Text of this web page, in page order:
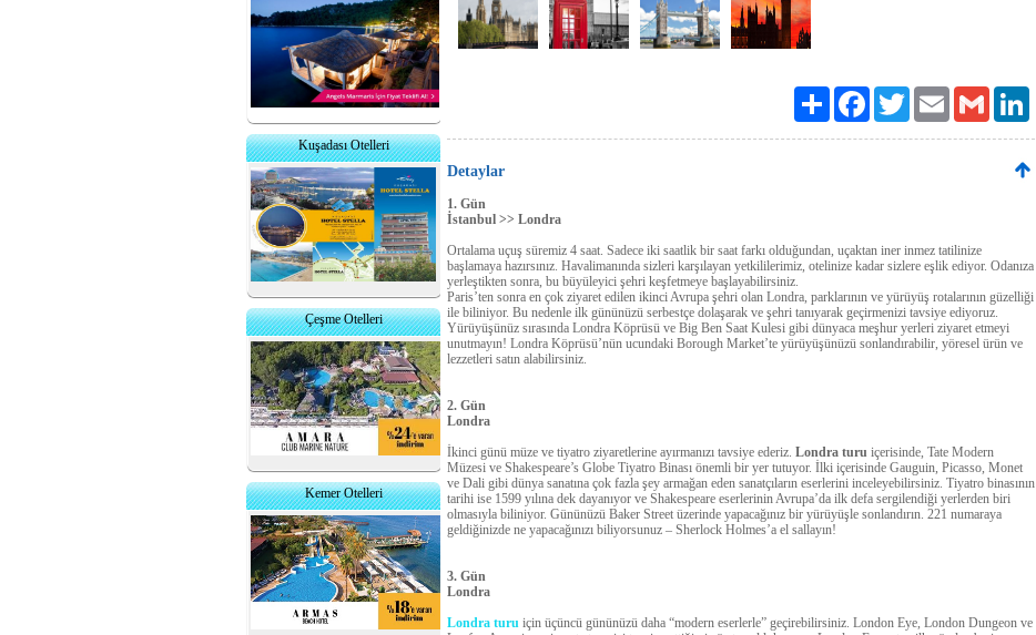
Kuşadası Otelleri
Çeşme Otelleri
Kemer Otelleri
Paylaş FacebookTwitter Email Gmail
Detaylar
1. Gün
İstanbul >> Londra
Ortalama uçuş süremiz 4 saat. Sadece iki saatlik bir saat farkı olduğundan, uçaktan iner inmez tatilinize
başlamaya hazırsınız. Havalimanında sizleri karşılayan yetkililerimiz, otelinize kadar sizlere eşlik ediyor. Odanıza
yerleştikten sonra, bu büyüleyici şehri keşfetmeye başlayabilirsiniz.
Paris’ten sonra en çok ziyaret edilen ikinci Avrupa şehri olan Londra, parklarının ve yürüyüş rotalarının güzelliği
ile biliniyor. Bu nedenle ilk gününüzü serbestçe dolaşarak ve şehri tanıyarak geçirmenizi tavsiye ediyoruz.
Yürüyüşünüz sırasında Londra Köprüsü ve Big Ben Saat Kulesi gibi dünyaca meşhur yerleri ziyaret etmeyi
unutmayın! Londra Köprüsü’nün ucundaki Borough Market’te yürüyüşünüzü sonlandırabilir, yöresel ürün ve
lezzetleri satın alabilirsiniz.
2. Gün
Londra
İkinci günü müze ve tiyatro ziyaretlerine ayırmanızı tavsiye ederiz. Londra turu içerisinde, Tate Modern
Müzesi ve Shakespeare’s Globe Tiyatro Binası önemli bir yer tutuyor. İlki içerisinde Gauguin, Picasso, Monet
ve Dali gibi dünya sanatına çok fazla şey armağan eden sanatçıların eserlerini inceleyebilirsiniz. Tiyatro binasının
tarihi ise 1599 yılına dek dayanıyor ve Shakespeare eserlerinin Avrupa’da ilk defa sergilendiği yerlerden biri
olmasıyla biliniyor. Gününüzü Baker Street üzerinde yapacağınız bir yürüyüşle sonlandırın. 221 numaraya
geldiğinizde ne yapacağınızı biliyorsunuz – Sherlock Holmes’a el sallayın!
3. Gün
Londra
Londra turu için üçüncü gününüzü daha “modern eserlerle” geçirebilirsiniz. London Eye, London Dungeon ve